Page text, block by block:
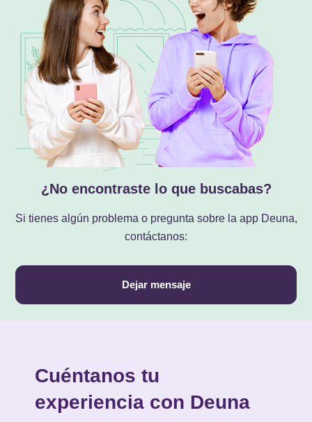
¿No encontraste lo que buscabas?
Si tienes algún problema o pregunta sobre la app Deuna,
contáctanos:
Dejar mensaje
Cuéntanos tu
experiencia con Deuna